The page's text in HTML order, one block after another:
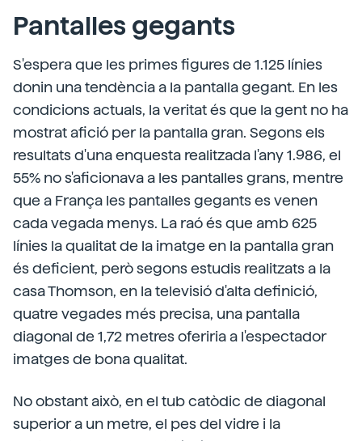
Pantalles gegants
S'espera que les primes figures de 1.125 línies
donin una tendència a la pantalla gegant. En les
condicions actuals, la veritat és que la gent no ha
mostrat afició per la pantalla gran. Segons els
resultats d'una enquesta realitzada l'any 1.986, el
55% no s'aficionava a les pantalles grans, mentre
que a França les pantalles gegants es venen
cada vegada menys. La raó és que amb 625
línies la qualitat de la imatge en la pantalla gran
és deficient, però segons estudis realitzats a la
casa Thomson, en la televisió d'alta definició,
quatre vegades més precisa, una pantalla
diagonal de 1,72 metres oferiria a l'espectador
imatges de bona qualitat.
No obstant això, en el tub catòdic de diagonal
superior a un metre, el pes del vidre i la